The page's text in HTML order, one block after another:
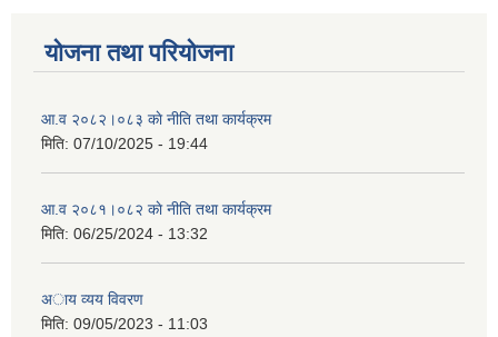
योजना तथा परियोजना
आ.व २०८२।०८३ काे नीति तथा कार्यक्रम
मिति: 07/10/2025 - 19:44
आ.व २०८१।०८२ काे नीति तथा कार्यक्रम
मिति: 06/25/2024 - 13:32
अाय व्यय विवरण
मिति: 09/05/2023 - 11:03